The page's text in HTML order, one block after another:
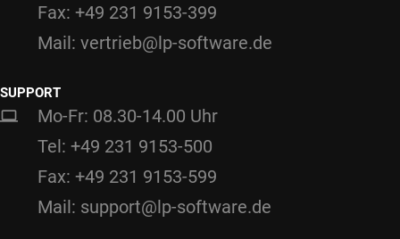
Fax: +49 231 9153-399
Mail: vertrieb@lp-software.de
SUPPORT
Mo-Fr: 08.30-14.00 Uhr
Tel: +49 231 9153-500
Fax: +49 231 9153-599
Mail: support@lp-software.de